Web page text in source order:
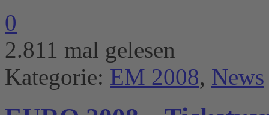
0
2.811 mal gelesen
Kategorie: EM 2008, News